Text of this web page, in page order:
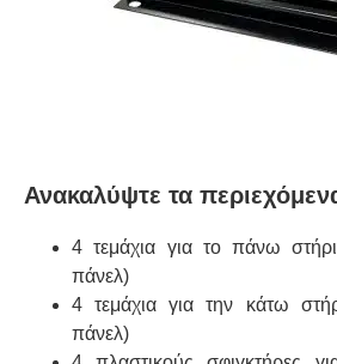
Ανακαλύψτε τα
4 τεμάχια για το πάνω
πάνελ)
4 τεμάχια για την κάτω
πάνελ)